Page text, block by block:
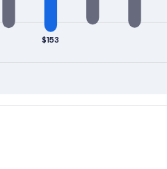
$153